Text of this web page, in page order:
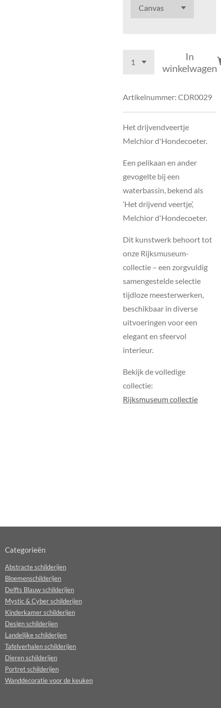
In
winkelwagen
Artikelnummer: CDR0029
Het drijvendveertje
Melchior d'Hondecoeter.
Een pelikaan en ander
gevogelte bij een
waterbassin, bekend als
‘Het drijvend veertje’,
Melchior d'Hondecoeter.
Dit kunstwerk behoort tot
onze Rijksmuseum-
collectie – een zorgvuldig
samengestelde selectie
tijdloze meesterwerken,
beschikbaar in diverse
uitvoeringen voor een
elegant en sfeervol
interieur.
Bekijk de volledige
collectie:
Rijksmuseum collectie
Categorieën
Abstracte schilderijen
Bloemenschilderijen
Delfts Blauw schilderijen
Mystic & Cyber schilderijen
Kinderkamer schilderijen
Design schilderijen
Landelijke schilderijen
Tafelverhalen schilderijen
Dieren schilderijen
Portret schilderijen
Wanddecoratie voor de keuken